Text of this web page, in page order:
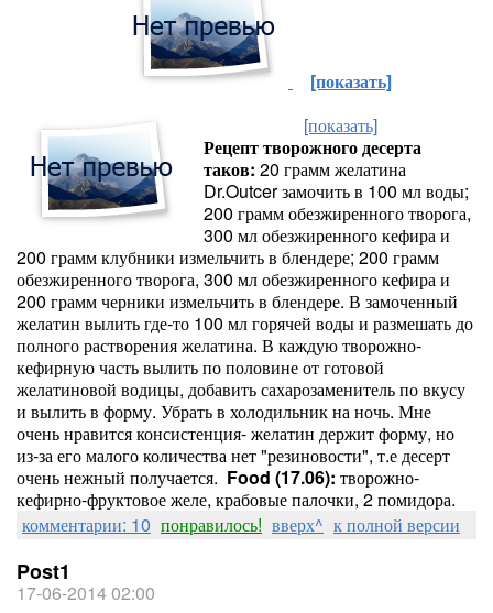
[показать]
[показать]
Рецепт творожного десерта
таков: 20 грамм желатина
Dr.Outcer замочить в 100 мл воды;
200 грамм обезжиренного творога,
300 мл обезжиренного кефира и
200 грамм клубники измельчить в блендере; 200 грамм
обезжиренного творога, 300 мл обезжиренного кефира и
200 грамм черники измельчить в блендере. В замоченный
желатин вылить где-то 100 мл горячей воды и размешать до
полного растворения желатина. В каждую творожно-
кефирную часть вылить по половине от готовой
желатиновой водицы, добавить сахарозаменитель по вкусу
и вылить в форму. Убрать в холодильник на ночь. Мне
очень нравится консистенция- желатин держит форму, но
из-за его малого количества нет "резиновости", т.е десерт
очень нежный получается. Food (17.06): творожно-
кефирно-фруктовое желе, крабовые палочки, 2 помидора.
комментарии: 10 понравилось! вверх^ к полной версии
Post1
17-06-2014 02:00